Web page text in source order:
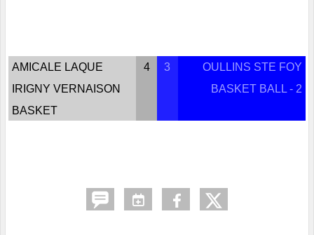
AMICALE LAQUE
IRIGNY VERNAISON
BASKET
4 3
OULLINS STE FOY
BASKET BALL - 2